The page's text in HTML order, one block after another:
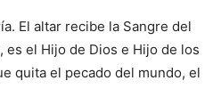
El altar recibe la Sangre del
el Hijo de Dios e Hijo de los
quita el pecado del mundo, el